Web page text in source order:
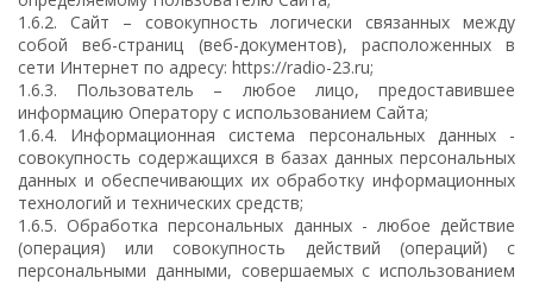
1.6.2. Сайт – совокупность логически связанных между
собой веб-страниц (веб-документов), расположенных в
сети Интернет по адресу: https://radio-23.ru;
1.6.3. Пользователь – любое лицо, предоставившее
информацию Оператору с использованием Сайта;
1.6.4. Информационная система персональных данных -
совокупность содержащихся в базах данных персональных
данных и обеспечивающих их обработку информационных
технологий и технических средств;
1.6.5. Обработка персональных данных - любое действие
(операция) или совокупность действий (операций) с
персональными данными, совершаемых с использованием